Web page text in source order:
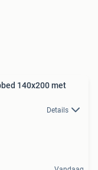
140x200 met
Details